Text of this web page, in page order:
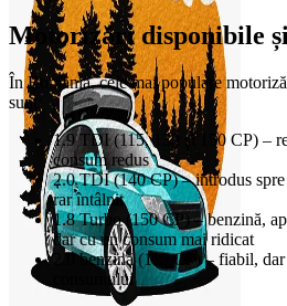
Motorizări disponibile
În România, cele mai populare
sunt:
1.9 TDI (115, 130 și 150 CP) –
consum redus
2.0 TDI (140 CP) – introdus
rar întâlnit
1.8 Turbo (150 CP) – benzină,
dar cu un consum mai ridicat
2.0 benzină (115 CP) – fiabil,
consumului